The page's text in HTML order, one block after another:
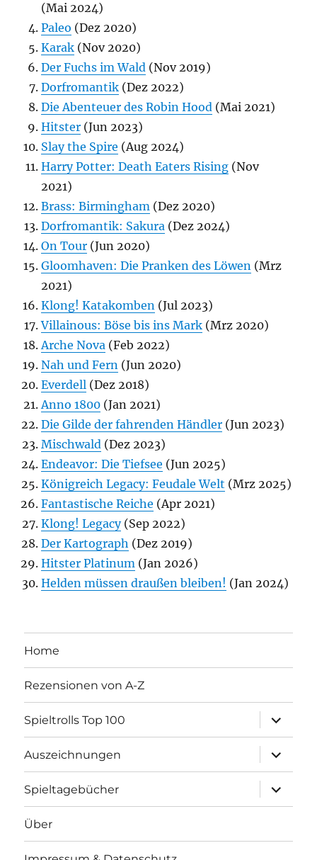
(Mai 2024)
Paleo (Dez 2020)
Karak (Nov 2020)
Der Fuchs im Wald (Nov 2019)
Dorfromantik (Dez 2022)
Die Abenteuer des Robin Hood (Mai 2021)
Hitster (Jun 2023)
Slay the Spire (Aug 2024)
Harry Potter: Death Eaters Rising (Nov
2021)
Brass: Birmingham (Dez 2020)
Dorfromantik: Sakura (Dez 2024)
On Tour (Jun 2020)
Gloomhaven: Die Pranken des Löwen (Mrz
2021)
Klong! Katakomben (Jul 2023)
Villainous: Böse bis ins Mark (Mrz 2020)
Arche Nova (Feb 2022)
Nah und Fern (Jun 2020)
Everdell (Dez 2018)
Anno 1800 (Jan 2021)
Die Gilde der fahrenden Händler (Jun 2023)
Mischwald (Dez 2023)
Endeavor: Die Tiefsee (Jun 2025)
Königreich Legacy: Feudale Welt (Mrz 2025)
Fantastische Reiche (Apr 2021)
Klong! Legacy(Sep 2022)
Der Kartograph (Dez 2019)
Hitster Platinum (Jan 2026)
Helden müssen draußen bleiben! (Jan 2024)
Home
Rezensionen von A-Z
Spieltrolls Top 100
öffnen
Auszeichnungen
öffnen
Spieltagebücher
öffnen
Über